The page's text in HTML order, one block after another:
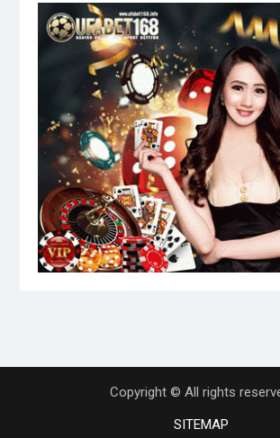
Copyright © All rights
SITEMAP